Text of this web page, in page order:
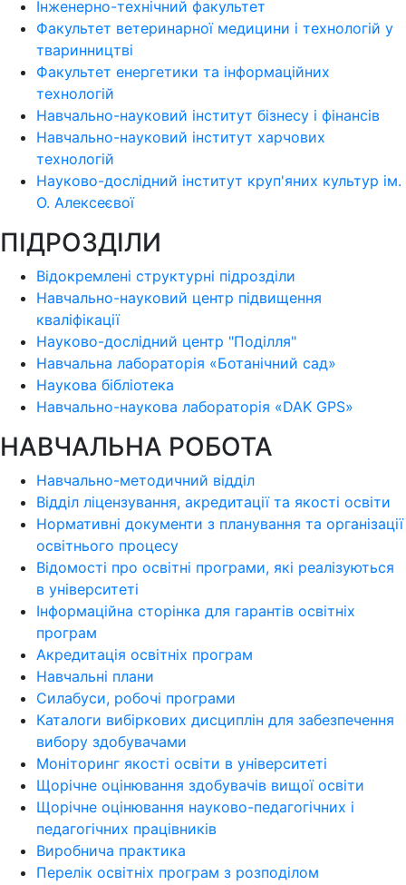
Інженерно-технічний факультет
Факультет ветеринарної медицини і технологій у
тваринництві
Факультет енергетики та інформаційних
технологій
Навчально-науковий інститут бізнесу і фінансів
Навчально-науковий інститут харчових
технологій
Науково-дослідний інститут круп'яних культур ім.
О. Алексеєвої
ПІДРОЗДІЛИ
Відокремлені структурні підрозділи
Навчально-науковий центр підвищення
кваліфікації
Науково-дослідний центр "Поділля"
Навчальна лабораторія «Ботанічний сад»
Наукова бібліотека
Навчально-наукова лабораторія «DAK GPS»
НАВЧАЛЬНА РОБОТА
Навчально-методичний відділ
Відділ ліцензування, акредитації та якості освіти
Нормативні документи з планування та організації
освітнього процесу
Відомості про освітні програми, які реалізуються
в університеті
Інформаційна сторінка для гарантів освітніх
програм
Акредитація освітніх програм
Навчальні плани
Силабуси, робочі програми
Каталоги вибіркових дисциплін для забезпечення
вибору здобувачами
Моніторинг якості освіти в університеті
Щорічне оцінювання здобувачів вищої освіти
Щорічне оцінювання науково-педагогічних і
педагогічних працівників
Виробнича практика
Перелік освітніх програм з розподілoм